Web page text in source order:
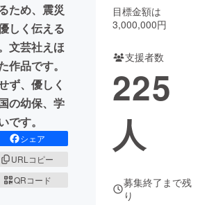
るさと納税machi-ya コミュニティ
ため、震災
しく伝える
文芸社えほ
作品です。
ず、優しく
の幼保、学
です。
シェア
URLコピー
QRコード
目標金額は
3,000,000円
支援者数
225
人
募集終了まで残
り